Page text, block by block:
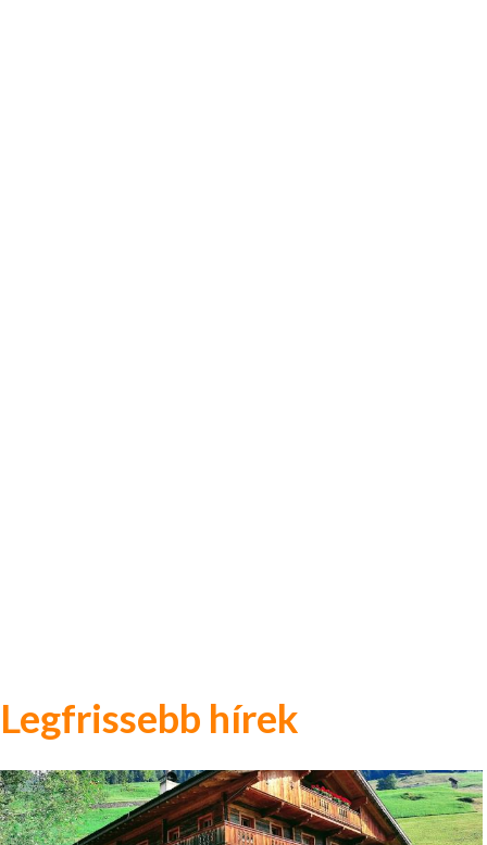
Legfrissebb hírek